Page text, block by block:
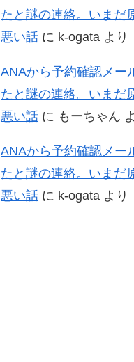
たと謎の連絡。いまだ
悪い話 に k-ogata より
ANAから予約確認メー
たと謎の連絡。いまだ
悪い話 に もーちゃん
ANAから予約確認メー
たと謎の連絡。いまだ
悪い話 に k-ogata より